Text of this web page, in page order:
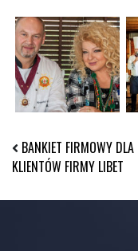
BANKIET FIRMOWY DLA
KLIENTÓW FIRMY LIBET